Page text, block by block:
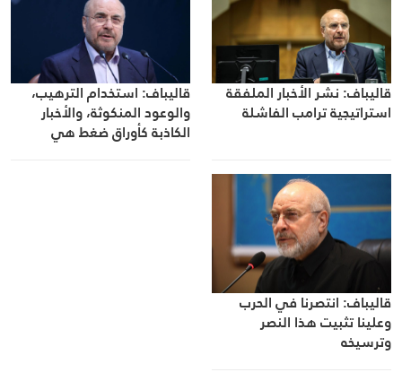
قاليباف: نشر الأخبار الملفقة
استراتيجية ترامب الفاشلة
قاليباف: استخدام الترهيب،
والوعود المنكوثة، والأخبار
الكاذبة كأوراق ضغط هي
قاليباف: انتصرنا في الحرب
وعلينا تثبيت هذا النصر
وترسيخه